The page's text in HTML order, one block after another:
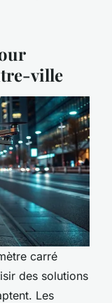
ville
carré
des solutions
Les